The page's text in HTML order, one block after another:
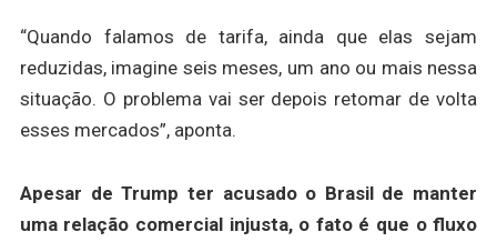
“Quando falamos de tarifa, ainda que elas sejam
reduzidas, imagine seis meses, um ano ou mais nessa
situação. O problema vai ser depois retomar de volta
esses mercados”, aponta.
Apesar de Trump ter acusado o Brasil de manter
uma relação comercial injusta, o fato é que o fluxo